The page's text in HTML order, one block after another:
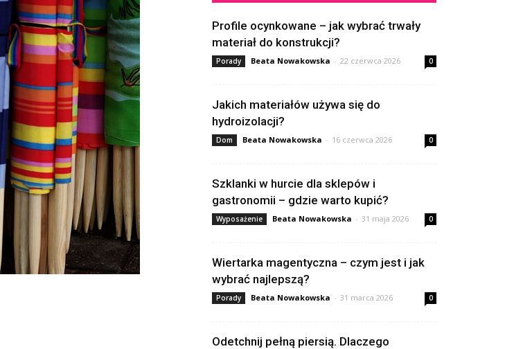
Profile ocynkowane – jak wybrać trwały
materiał do konstrukcji?
Porady Beata Nowakowska - 22 czerwca 2026 0
Jakich materiałów używa się do
hydroizolacji?
Dom Beata Nowakowska - 16 czerwca 2026 0
Szklanki w hurcie dla sklepów i
gastronomii – gdzie warto kupić?
Wyposażenie Beata Nowakowska - 31 maja 2026 0
Wiertarka magentyczna – czym jest i jak
wybrać najlepszą?
Porady Beata Nowakowska - 31 marca 2026 0
Odetchnij pełną piersią. Dlaczego